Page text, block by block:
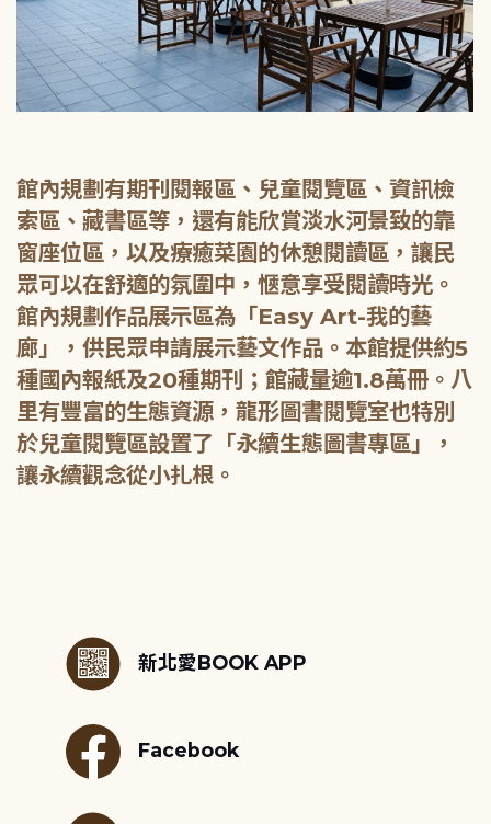
館內規劃有期刊閱報區、兒童閱覽區、資訊檢
索區、藏書區等，還有能欣賞淡水河景致的靠
窗座位區，以及療癒菜園的休憩閱讀區，讓民
眾可以在舒適的氛圍中，愜意享受閱讀時光。
館內規劃作品展示區為「Easy Art-我的藝
廊」，供民眾申請展示藝文作品。本館提供約5
種國內報紙及20種期刊；館藏量逾1.8萬冊。八
里有豐富的生態資源，龍形圖書閱覽室也特別
於兒童閱覽區設置了「永續生態圖書專區」，
新北愛BOOK APP
Facebook